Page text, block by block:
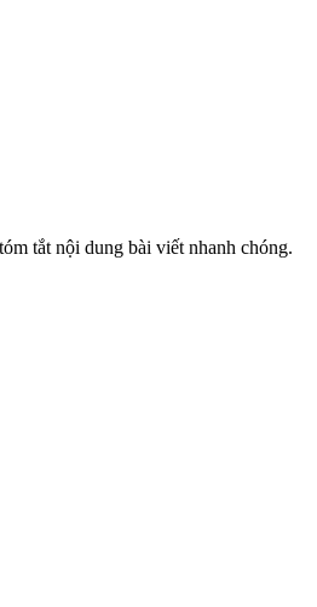
tắt nội dung bài viết nhanh chóng.